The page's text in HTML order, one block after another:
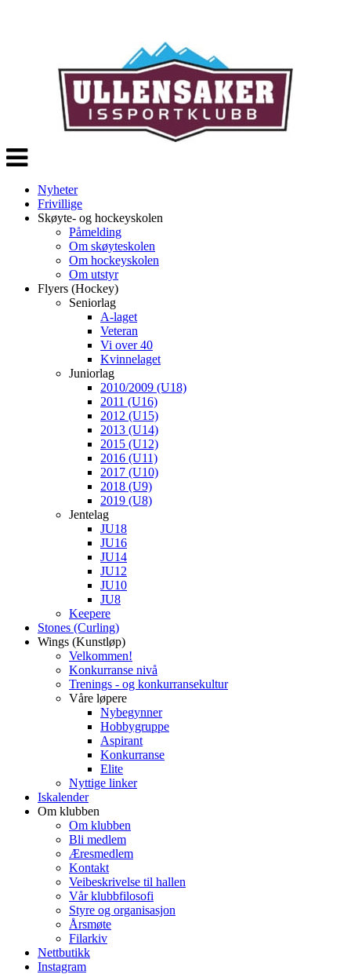
Veksle
navigasjon
Nyheter
Frivillige
Skøyte- og hockeyskolen
Påmelding
Om skøyteskolen
Om hockeyskolen
Om utstyr
Flyers (Hockey)
Seniorlag
A-laget
Veteran
Vi over 40
Kvinnelaget
Juniorlag
2010/2009 (U18)
2011 (U16)
2012 (U15)
2013 (U14)
2015 (U12)
2016 (U11)
2017 (U10)
2018 (U9)
2019 (U8)
Jentelag
JU18
JU16
JU14
JU12
JU10
JU8
Keepere
Stones (Curling)
Wings (Kunstløp)
Velkommen!
Konkurranse nivå
Trenings - og konkurransekultur
Våre løpere
Nybegynner
Hobbygruppe
Aspirant
Konkurranse
Elite
Nyttige linker
Iskalender
Om klubben
Om klubben
Bli medlem
Æresmedlem
Kontakt
Veibeskrivelse til hallen
Vår klubbfilosofi
Styre og organisasjon
Årsmøte
Filarkiv
Nettbutikk
Instagram